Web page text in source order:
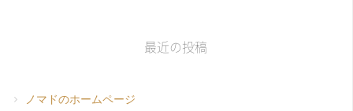
最近の投稿
ノマドのホームページ